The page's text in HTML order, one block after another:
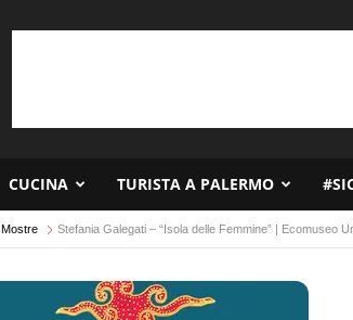
CUCINA TURISTA A PALERMO
Mostre Stefania Galegati – “Isola delle Femmine” | Ecomuseo